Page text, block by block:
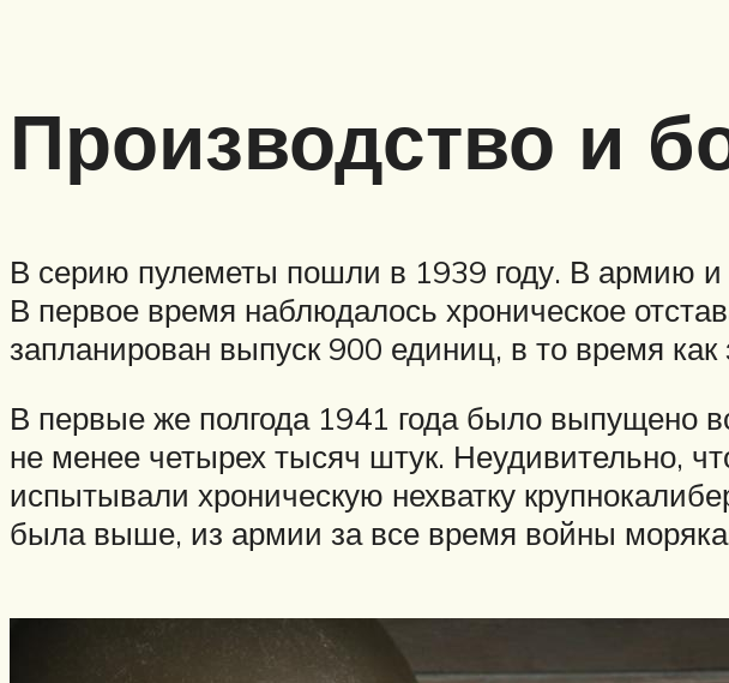
Производство и
В серию пулеметы пошли в 1939 году. В армию и
В первое время наблюдалось хроническое
запланирован выпуск 900 единиц, в то время как
В первые же полгода 1941 года было выпущено
не менее четырех тысяч штук. Неудивительно,
испытывали хроническую нехватку
была выше, из армии за все время войны